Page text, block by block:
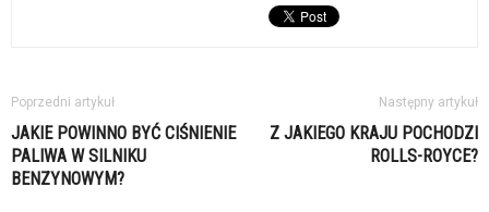
Poprzedni artykuł
JAKIE POWINNO BYĆ CIŚNIENIE
PALIWA W SILNIKU
BENZYNOWYM?
Następny artykuł
Z JAKIEGO KRAJU POCHODZI
ROLLS-ROYCE?